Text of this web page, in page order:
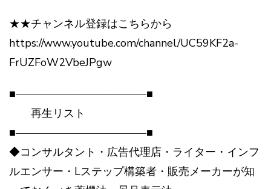
★★チャンネル登録はこちらから
https://www.youtube.com/channel/UC59KF2a-
FrUZFoW2VbeJPgw
■――――――――――――■
再生リスト
■――――――――――――■
◆コンサルタント・広告代理店・ライター・インフ
ルエンサー・Lステップ構築者・販売メーカーが知